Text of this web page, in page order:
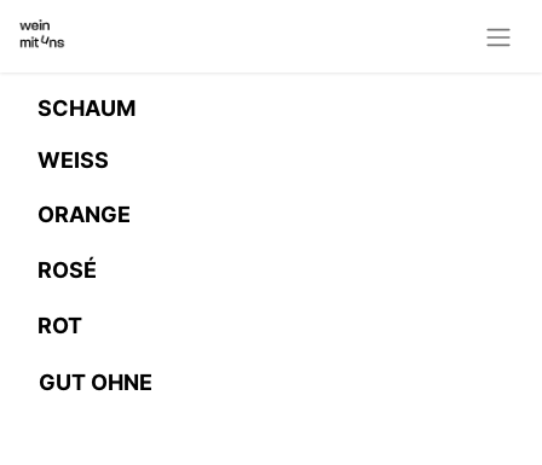
SCHAUM
WEISS
ORANGE
ROSÉ
ROT
GUT OHNE